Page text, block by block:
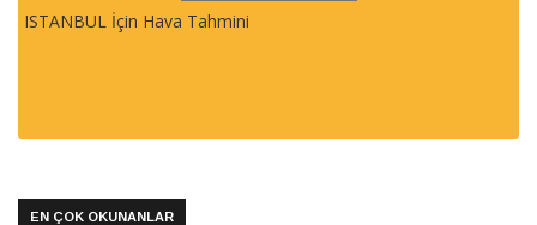
ISTANBUL İçin Hava Tahmini
EN ÇOK OKUNANLAR